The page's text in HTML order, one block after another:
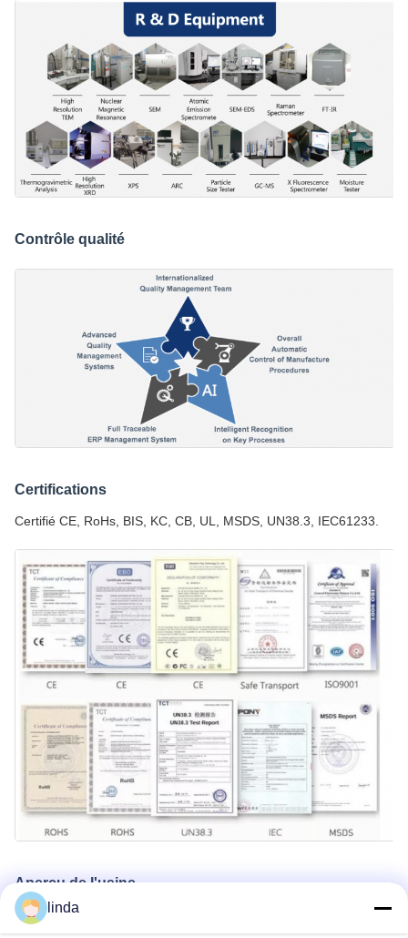
Contrôle qualité
Certifications
Certifié CE, RoHs, BIS, KC, CB, UL, MSDS, UN38.3, IEC61233.
Aperçu de l'usine
Shenzhen Gold Power Energy Co., Ltd est l'un des principaux
fournisseurs de batteries en Chine, proposant diverses batteries,
linda